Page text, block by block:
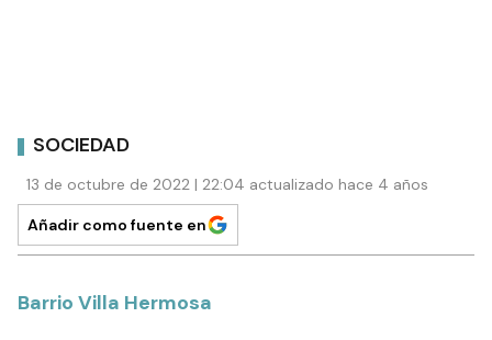
SOCIEDAD
13 de octubre de 2022 | 22:04 actualizado hace 4 años
Añadir como fuente en
Barrio Villa Hermosa